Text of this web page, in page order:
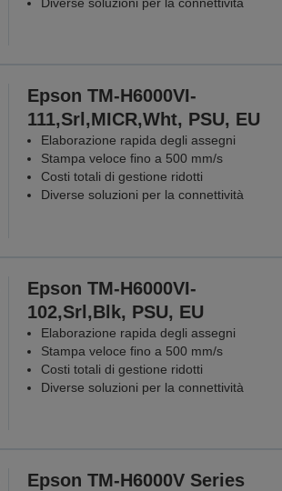
Epson TM-H6000VI-
111,Srl,MICR,Wht, PSU, EU
Elaborazione rapida degli assegni
Stampa veloce fino a 500 mm/s
Costi totali di gestione ridotti
Diverse soluzioni per la connettività
Epson TM-H6000VI-
102,Srl,Blk, PSU, EU
Elaborazione rapida degli assegni
Stampa veloce fino a 500 mm/s
Costi totali di gestione ridotti
Diverse soluzioni per la connettività
Epson TM-H6000V Series